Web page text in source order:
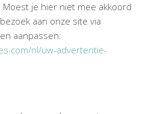
je hier niet mee akkoord
aan onze site via
aanpassen:
nl/uw-advertentie-